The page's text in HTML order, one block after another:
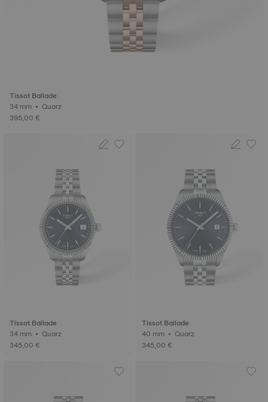
Tissot Ballade
34 mm • Quarz
395,00 €
Tissot Ballade
34 mm • Quarz
345,00 €
Tissot Ballade
40 mm • Quarz
345,00 €